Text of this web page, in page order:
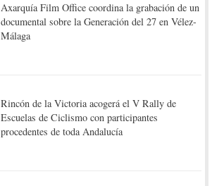
Axarquía Film Office coordina la grabación de un
documental sobre la Generación del 27 en Vélez-
Málaga
Rincón de la Victoria acogerá el V Rally de
Escuelas de Ciclismo con participantes
procedentes de toda Andalucía